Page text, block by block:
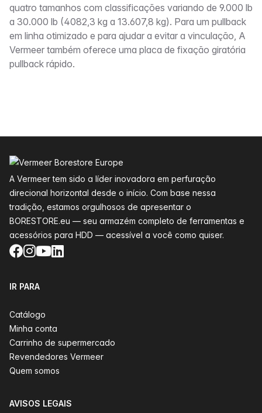
quatro tamanhos com classificações variando de 9.000 lb
a 30.000 lb (4082,3 kg a 13.607,8 kg). Para um pullback
em linha otimizado e para ajudar a evitar a vinculação, A
Vermeer também oferece uma placa de fixação giratória
pullback rápido.
A Vermeer tem sido a líder inovadora em perfuração
direcional horizontal desde o início. Com base nessa
tradição, estamos orgulhosos de apresentar o
BORESTORE.eu — seu armazém completo de ferramentas e
acessórios para HDD — acessível a você como quiser.
Facebook
Instagram
YouTube
LinkedIn
IR PARA
Catálogo
Minha conta
Carrinho de supermercado
Revendedores Vermeer
Quem somos
AVISOS LEGAIS